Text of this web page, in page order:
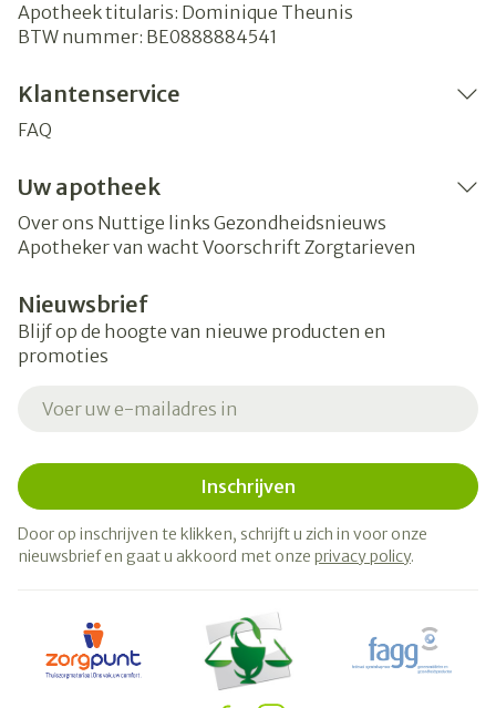
Apotheek titularis: Dominique Theunis
BTW nummer: BE0888884541
Klantenservice
FAQ
Uw apotheek
Over ons Nuttige links Gezondheidsnieuws
Apotheker van wacht Voorschrift Zorgtarieven
Nieuwsbrief
Blijf op de hoogte van nieuwe producten en
promoties
Inschrijven
Door op inschrijven te klikken, schrijft u zich in voor onze
nieuwsbrief en gaat u akkoord met onze privacy policy.